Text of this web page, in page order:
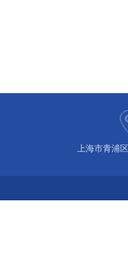
上海市青浦